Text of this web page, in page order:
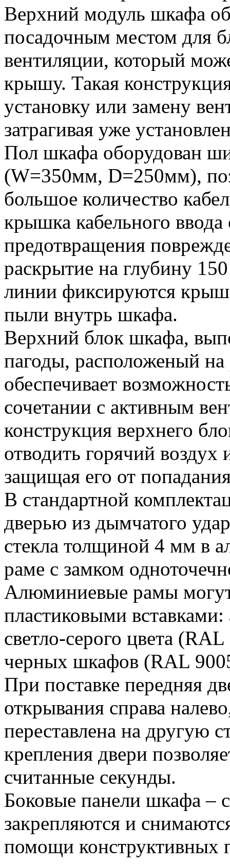
Верхний модуль шкафа
посадочным местом для
вентиляции, который
крышу. Такая
установку или замену
затрагивая уже
Пол шкафа оборудован
(W=350мм, D=250мм),
большое количество
крышка кабельного
предотвращения
раскрытие на глубину
линии фиксируются
пыли внутрь шкафа.
Верхний блок шкафа,
пагоды, расположеный
обеспечивает
сочетании с активным
конструкция верхнего
отводить горячий
защищая его от
В стандартной
дверью из дымчатого
стекла толщиной 4 мм в
раме с замком
Алюминиевые рамы
пластиковыми
светло-серого цвета
черных шкафов (RAL
При поставке передняя
открывания справа
переставлена на другую
крепления двери
считанные секунды.
Боковые панели шкафа –
закрепляются и
помощи конструктивных